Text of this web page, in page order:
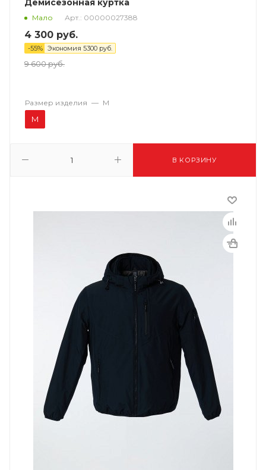
Демисезонная куртка
Мало Арт.: 00000027388
4 300 руб.
-55% Экономия 5300 руб.
9 600руб.
В КОРЗИНУ
Размер изделия — M
M